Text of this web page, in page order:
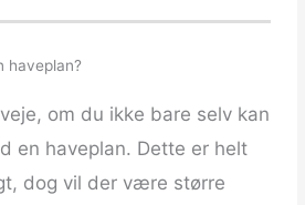
haveplan?
om du ikke bare selv kan
en haveplan. Dette er helt
dog vil der være større